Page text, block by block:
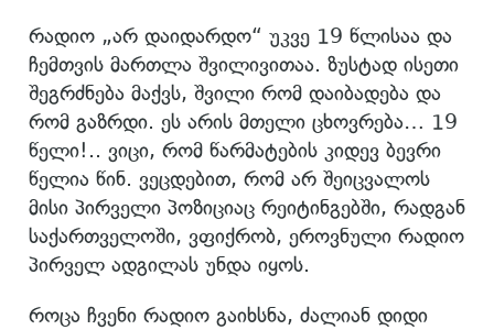
რადიო „არ დაიდარდო“ უკვე 19 წლისაა და
ჩემთვის მართლა შვილივითაა. ზუსტად ისეთი
შეგრძნება მაქვს, შვილი რომ დაიბადება და
რომ გაზრდი. ეს არის მთელი ცხოვრება… 19
წელი!.. ვიცი, რომ წარმატების კიდევ ბევრი
წელია წინ. ვეცდებით, რომ არ შეიცვალოს
მისი პირველი პოზიციაც რეიტინგებში, რადგან
საქართველოში, ვფიქრობ, ეროვნული რადიო
პირველ ადგილას უნდა იყოს.
როცა ჩვენი რადიო გაიხსნა, ძალიან დიდი